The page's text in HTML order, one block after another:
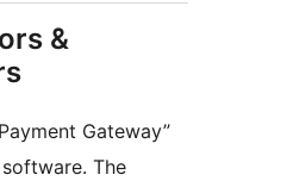
&
Gateway”
The